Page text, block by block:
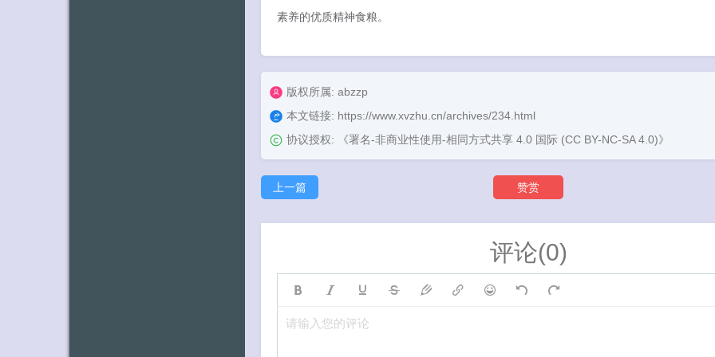
素养的优质精神食粮。
版权所属: abzzp
本文链接: https://www.xvzhu.cn/archives/234.html
协议授权:
《署名-非商业性使用-相同方式共享 4.0 国际 (CC BY-NC-SA 4.0)》
上一篇 赞赏
评论(0)
请输入您的评论